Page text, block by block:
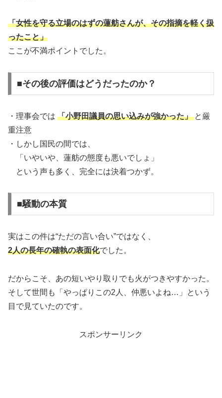
「女性を守る立場のはずの蓮舫さんが、その指摘を軽く扱
ったこと」
ここが不満ポイントでした。
■その後の評価はどうだったのか？
・理事会では 「小野田議員の思い込みが強かった」 と厳
重注意
・しかし国民の間では、
「いやいや、蓮舫の態度も悪いでしょ」
という声も多く、完全には決着つかず。
■騒動の本質
実はこの件は“ただの言い合い”ではなく、
2人の長年の確執の表面化でした。
だからこそ、あの短いやり取りでも火がつきやすかった。
そして世間も「やっぱりこの2人、仲悪いよね…」という
目で見ていたのです。
スポンサーリンク